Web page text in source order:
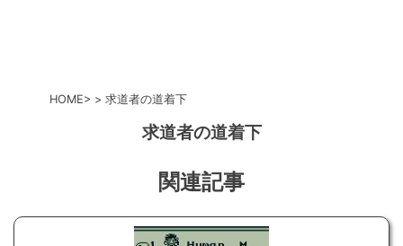
HOME 求道者の道着下
求道者の道着下
関連記事